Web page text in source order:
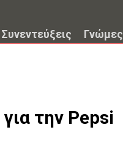
Συνεντεύξεις Γνώμες
την Pepsi